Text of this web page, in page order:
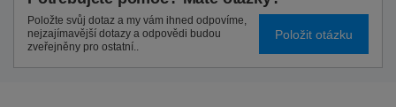
Položte svůj dotaz a my vám ihned odpovíme,
nejzajímavější dotazy a odpovědi budou
zveřejněny pro ostatní..
Položit otázku